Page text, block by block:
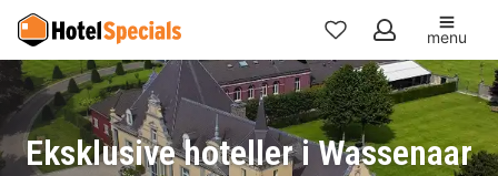
Mine
favoritter
menu
Eksklusive hoteller i Wassenaar